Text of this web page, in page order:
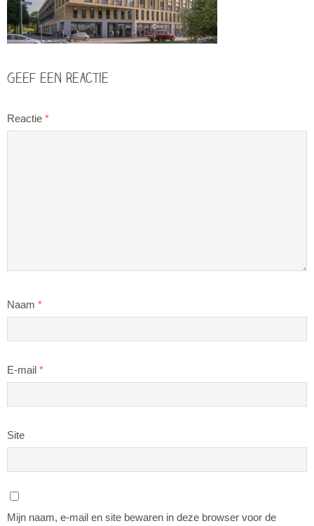
Geef een reactie
Reactie *
Naam *
E-mail *
Site
Mijn naam, e-mail en site bewaren in deze browser voor de